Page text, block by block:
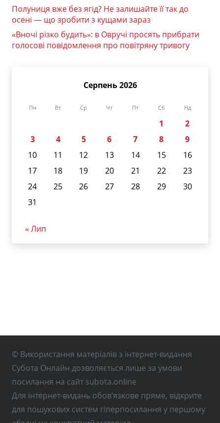
Полуниця вже без ягід? Не залишайте її так до
осені — що зробити з кущами зараз
«Вночі різко будить»: в Овручі просять прибрати
голосові повідомлення про повітряну тривогу
Серпень 2026
Пн Вт Ср Чт Пт Сб Нд
1
2
3
4 5 6 7 8
9
10
11 12 13 14 15
16
17
18 19 20 21 22
23
24
25 26 27 28 29
30
31
« Лип
© Використання матеріалів з інтернет-видання
Субота Онлайн дозволяється лише за умови
посилання на сайт subota.online
Для інтернет-видань обов’язкове пряме, відкрите
для пошукових систем гіперпосилання у першому